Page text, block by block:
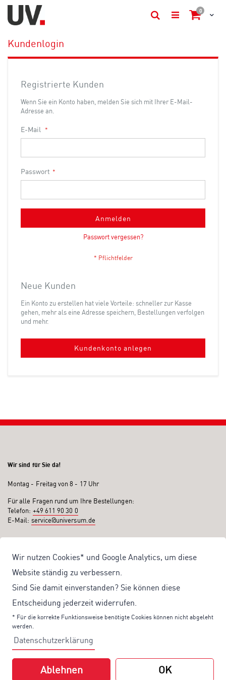
Wir nutzen Cookies* und Google Analytics, um diese
Website ständig zu verbessern.
Sind Sie damit einverstanden? Sie können diese
Entscheidung jederzeit widerrufen.
* Für die korrekte Funktionsweise benötigte Cookies können nicht abgeleht
werden.
Datenschutzerklärung
Ablehnen OK
Cart
0Artikel
Suche
Kundenlogin
Registrierte Kunden
Wenn Sie ein Konto haben, melden Sie sich mit Ihrer E-Mail-
Adresse an.
E-Mail
Passwort
Anmelden
Passwort vergessen?
Neue Kunden
Ein Konto zu erstellen hat viele Vorteile: schneller zur Kasse
gehen, mehr als eine Adresse speichern, Bestellungen verfolgen
und mehr.
Kundenkonto anlegen
Wir sind für Sie da!
Montag - Freitag von 8 - 17 Uhr
Für alle Fragen rund um Ihre Bestellungen:
Telefon: +49 611 90 30 0
E-Mail: service@universum.de
Kostenloser Versand ab 50€ Bestellwert
Sicher Einkaufen: Rechnung, PayPal
Produktentwicklung von eigener Fachredaktion
Sonderaktionen & Preisvorteile
Aktuelle News zu unseren Shop-Angeboten
Mit unserem Newsletter UV-Report informieren wir Sie regelmäßig über
aktuelle Angebote und neue Produkte:
geht es zu unserem Newsletter.